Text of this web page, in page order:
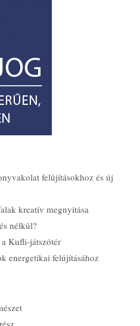
felújításokhoz és új
kreatív megnyitása
nélkül?
Kufli-játszótér
energetikai felújításához